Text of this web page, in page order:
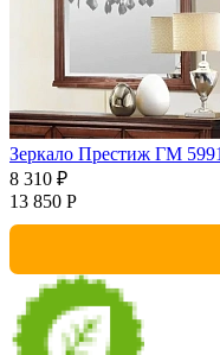
Зеркало Престиж ГМ
8 310 ₽
13 850 Р